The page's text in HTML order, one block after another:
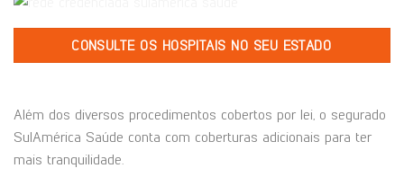
CONSULTE OS HOSPITAIS NO SEU ESTADO
Além dos diversos procedimentos cobertos por lei, o segurado
SulAmérica Saúde conta com coberturas adicionais para ter
mais tranquilidade.